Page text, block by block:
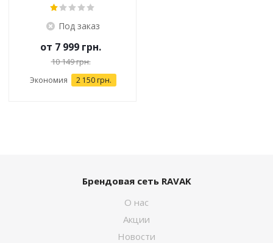
Под заказ
от 7 999 грн.
10 149 грн.
Экономия 2 150 грн.
Брендовая сеть RAVAK
О нас
Акции
Новости